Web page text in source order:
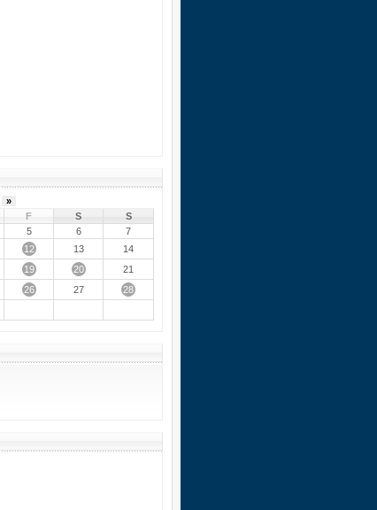
»
F S
S
5 6
7
12 13
14
19 20
21
26 27
28